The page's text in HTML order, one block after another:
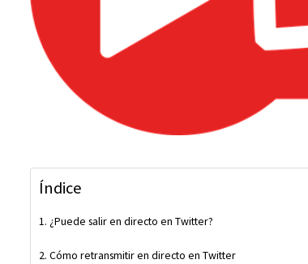
Índice
¿Puede salir en directo en Twitter?
Cómo retransmitir en directo en Twitter